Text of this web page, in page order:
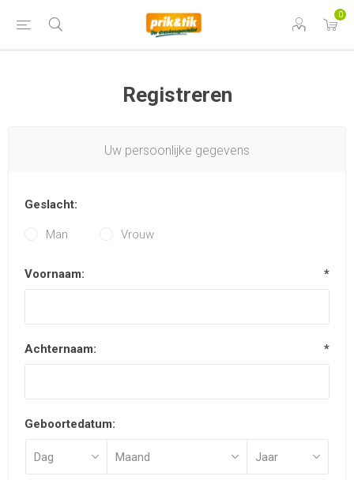
0
Registreren
Uw persoonlijke gegevens
Geslacht:
Man Vrouw
Voornaam: *
Achternaam: *
Geboortedatum: